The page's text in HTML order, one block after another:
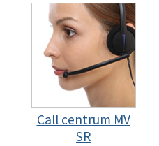
Call centrum MV
SR